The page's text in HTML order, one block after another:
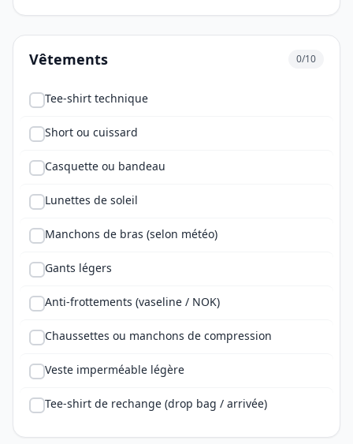
Vêtements 0/10
Tee-shirt technique
Short ou cuissard
Casquette ou bandeau
Lunettes de soleil
Manchons de bras (selon météo)
Gants légers
Anti-frottements (vaseline / NOK)
Chaussettes ou manchons de compression
Veste imperméable légère
Tee-shirt de rechange (drop bag / arrivée)